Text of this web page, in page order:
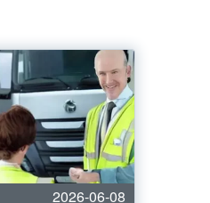
2026-06-08